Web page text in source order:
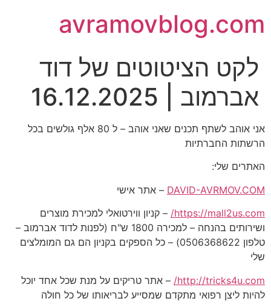
avramovblog.com
לקט הציטוטים של דוד
אברמוב | 16.12.2025
אני אוהב לשתף תכנים שאני אוהב – ל 80 אלף גולשים בכל
הרשתות החברתיות
האתרים שלי:
DAVID-AVRMOV.COM – אתר אישי
https://mall2us.com/ – קניון ווירטואלי למכירת מוצרים
ושירותים בהנחה – למכירה 1800 ש"ח (לפנות לדוד אברמוב –
טלפון 0506368622) – כל הספקים בקניון הם גם המומלצים
שלי
http://tricks4u.com/ – אתר טריקים על מנת שכל אחד יוכל
להיות ליצן רפואי מתקדם שמסייע לבריאותו של כל חולה